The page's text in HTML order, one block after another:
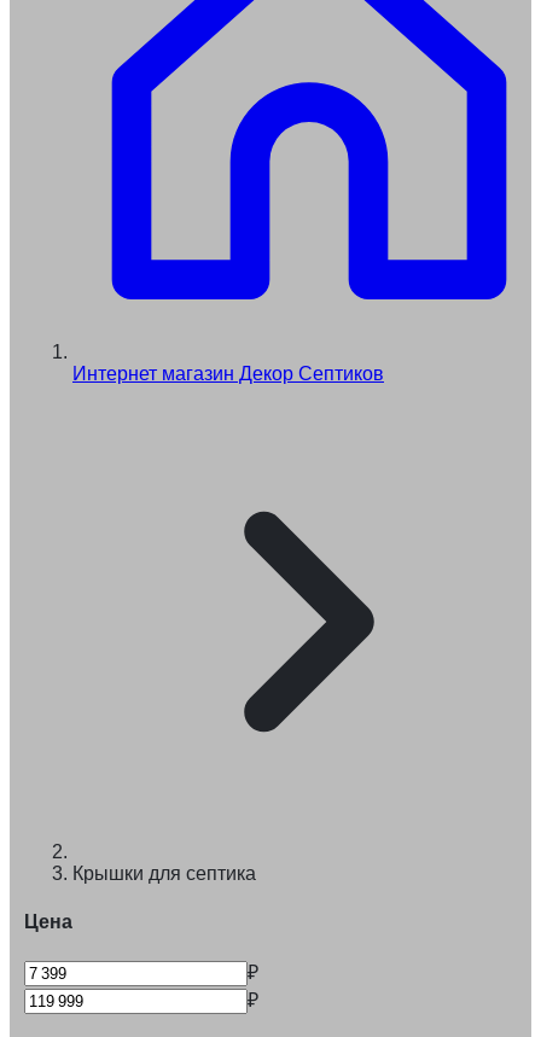
Интернет магазин Декор Септиков
Крышки для септика
Цена
₽
₽